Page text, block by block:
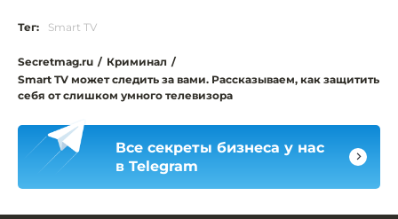
Тег: Smart TV
Secretmag.ru / Криминал /
Smart TV может следить за вами. Рассказываем, как защитить
себя от слишком умного телевизора
Все секреты бизнеса у нас
в Telegram